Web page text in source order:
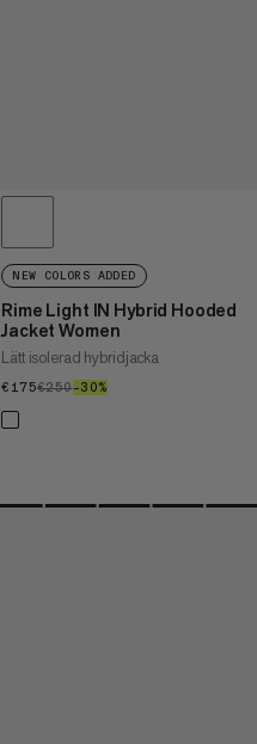
NEW COLORS ADDED
Rime Light IN Hybrid Hooded
Jacket Women
Lätt isolerad hybridjacka
€175€175
€250€250
–30%